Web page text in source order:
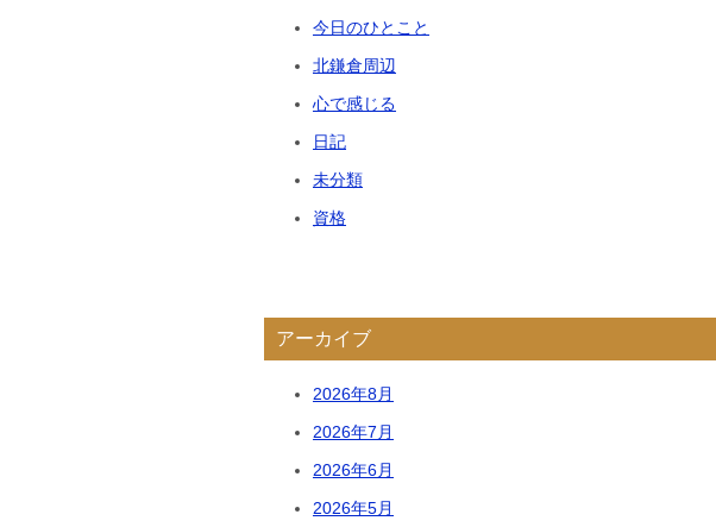
今日のひとこと
北鎌倉周辺
心で感じる
日記
未分類
資格
アーカイブ
2026年8月
2026年7月
2026年6月
2026年5月